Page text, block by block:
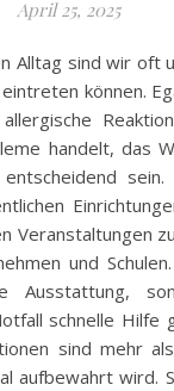
April 25, 2025
können.
handelt, das
Veranstaltungen
und
Ausstattung,
schnelle Hilfe
sind mehr
aufbewahrt wird.